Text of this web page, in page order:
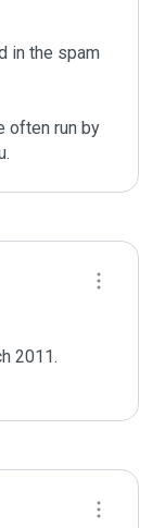
in the spam
often run by
2011.